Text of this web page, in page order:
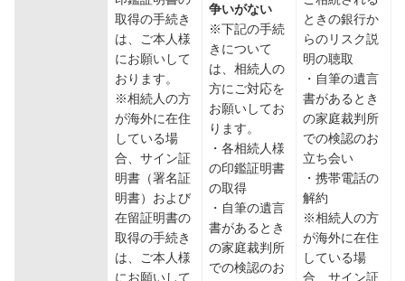
取得の手続き
は、ご本人様
にお願いして
おります。
※相続人の方
が海外に在住
している場
合、サイン証
明書（署名証
明書）および
在留証明書の
取得の手続き
は、ご本人様
にお願いして
争いがない
※下記の手続
きについて
は、相続人の
方にご対応を
お願いしてお
ります。
・各相続人様
の印鑑証明書
の取得
・自筆の遺言
書があるとき
の家庭裁判所
での検認のお
ときの銀行か
らのリスク説
明の聴取
・自筆の遺言
書があるとき
の家庭裁判所
での検認のお
立ち会い
・携帯電話の
解約
※相続人の方
が海外に在住
している場
合、サイン証